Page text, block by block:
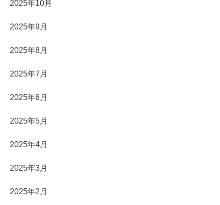
2025年10月
2025年9月
2025年8月
2025年7月
2025年6月
2025年5月
2025年4月
2025年3月
2025年2月